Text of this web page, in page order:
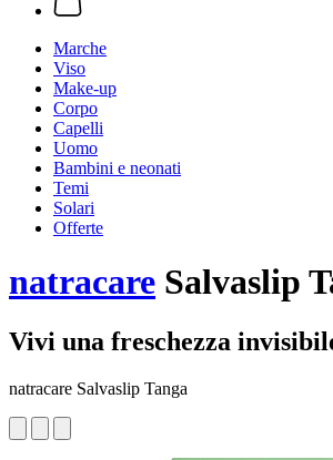
Marche
Viso
Make-up
Corpo
Capelli
Uomo
Bambini e neonati
Temi
Solari
Offerte
natracare Salvaslip
Vivi una freschezza
natracare Salvaslip Tanga